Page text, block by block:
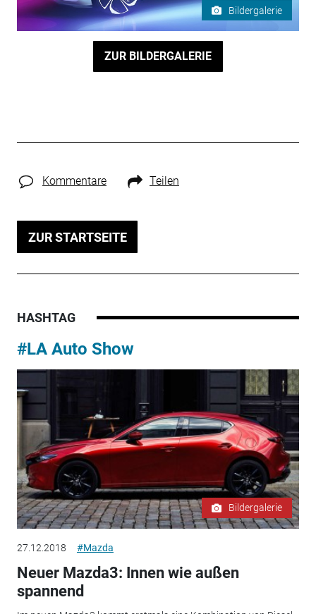
Bildergalerie
ZUR BILDERGALERIE
Kommentare Teilen
ZUR STARTSEITE
HASHTAG
#LA Auto Show
Bildergalerie
27.12.2018 #Mazda
Neuer Mazda3: Innen wie außen
spannend